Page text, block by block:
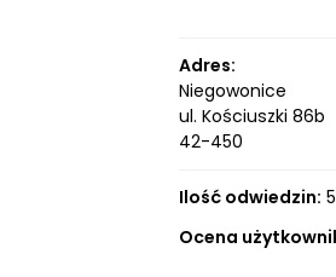
Adres:
Niegowonice
ul. Kościuszki 86b
42-450
Ilość odwiedzin:
Ocena